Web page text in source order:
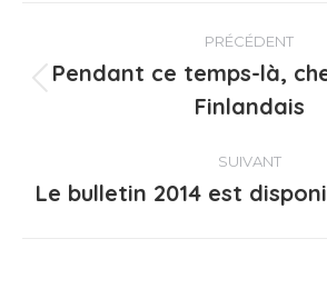
Navigation
article
PRÉCÉDENT
Article
Pendant ce temps-là,
Finlandais
SUIVANT
Article
Le bulletin 2014 est